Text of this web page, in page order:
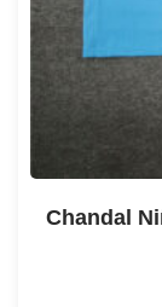
Chandal